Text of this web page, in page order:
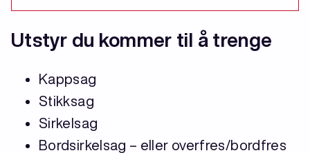
Utstyr du kommer til å trenge
Kappsag
Stikksag
Sirkelsag
Bordsirkelsag – eller overfres/bordfres